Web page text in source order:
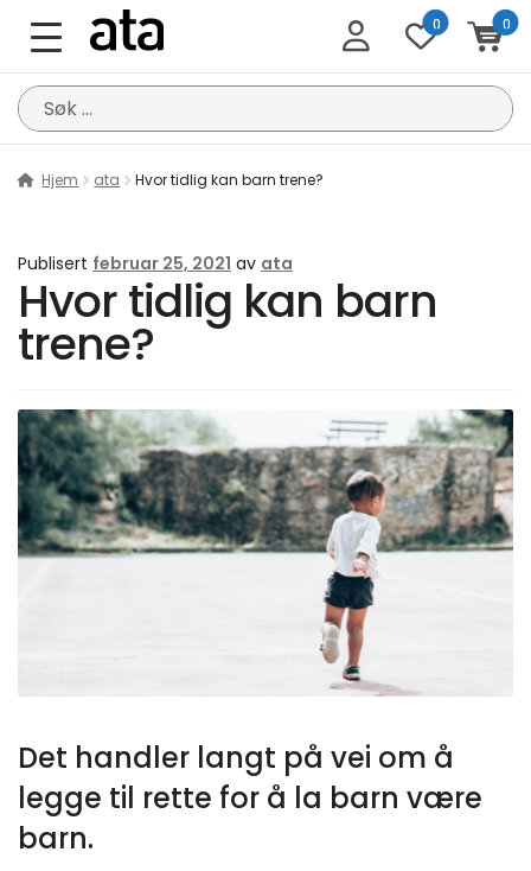
0 0
Søk
etter:
Hjem ata Hvor tidlig kan barn trene?
Publisert februar 25, 2021 av ata
Hvor tidlig kan barn
trene?
Det handler langt på vei om å
legge til rette for å la barn være
barn.